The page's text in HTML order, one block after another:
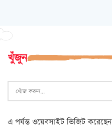
খুঁজুন
এ পর্যন্ত ওয়েবসাইট ভিজিট করেছেন